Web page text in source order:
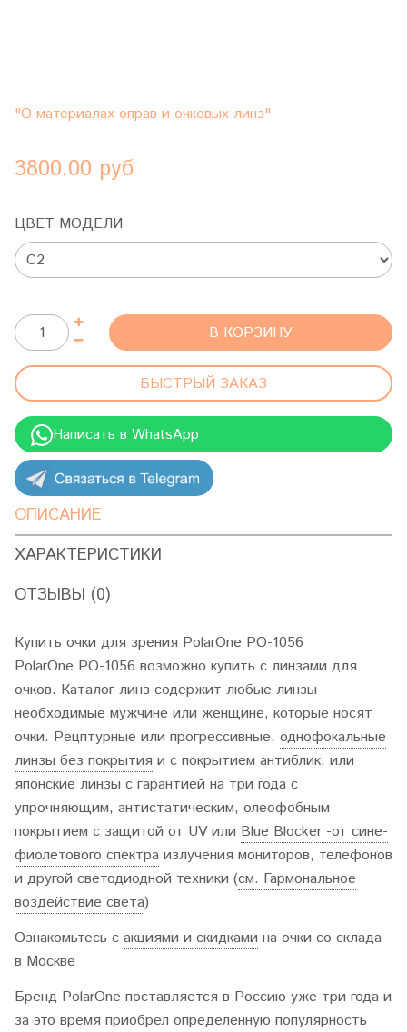
"О материалах оправ и очковых линз"
3800.00 руб
ЦВЕТ МОДЕЛИ
В КОРЗИНУ
БЫСТРЫЙ ЗАКАЗ
Написать в WhatsApp
ОПИСАНИЕ
ХАРАКТЕРИСТИКИ
ОТЗЫВЫ (0)
Купить очки для зрения PolarOne PO-1056
PolarOne PO-1056 возможно купить с линзами для
очков. Каталог линз содержит любые линзы
необходимые мужчине или женщине, которые носят
очки. Рецптурные или прогрессивные, однофокальные
линзы без покрытия и с покрытием антиблик, или
японские линзы с гарантией на три года с
упрочняющим, антистатическим, олеофобным
покрытием с защитой от UV или Blue Blocker -от сине-
фиолетового спектра излучения мониторов, телефонов
и другой светодиодной техники (см. Гармональное
воздействие света)
Ознакомьтесь с акциями и скидками на очки со склада
в Москве
Бренд PolarOne поставляется в Россию уже три года и
за это время приобрел определенную популярность